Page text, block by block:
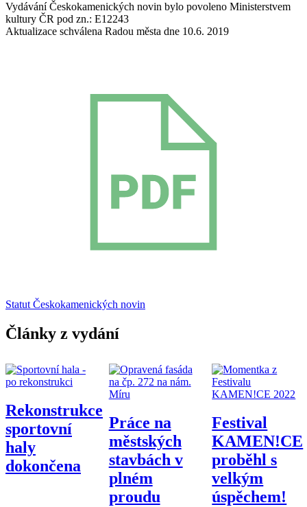
Vydávání Českokamenických novin bylo povoleno Ministerstvem
kultury ČR pod zn.: E12243
Aktualizace schválena Radou města dne 10.6. 2019
Statut Českokamenických novin
Články z vydání
Rekonstrukce
sportovní
haly
dokončena
Práce na
městských
stavbách v
plném
proudu
Festival
KAMEN!CE
proběhl s
velkým
úspěchem!